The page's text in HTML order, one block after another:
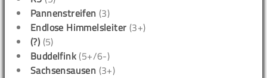
Pannenstreifen (3)
Endlose Himmelsleiter (3+)
(?) (5)
Buddelfink (5+/6-)
Sachsensausen (3+)